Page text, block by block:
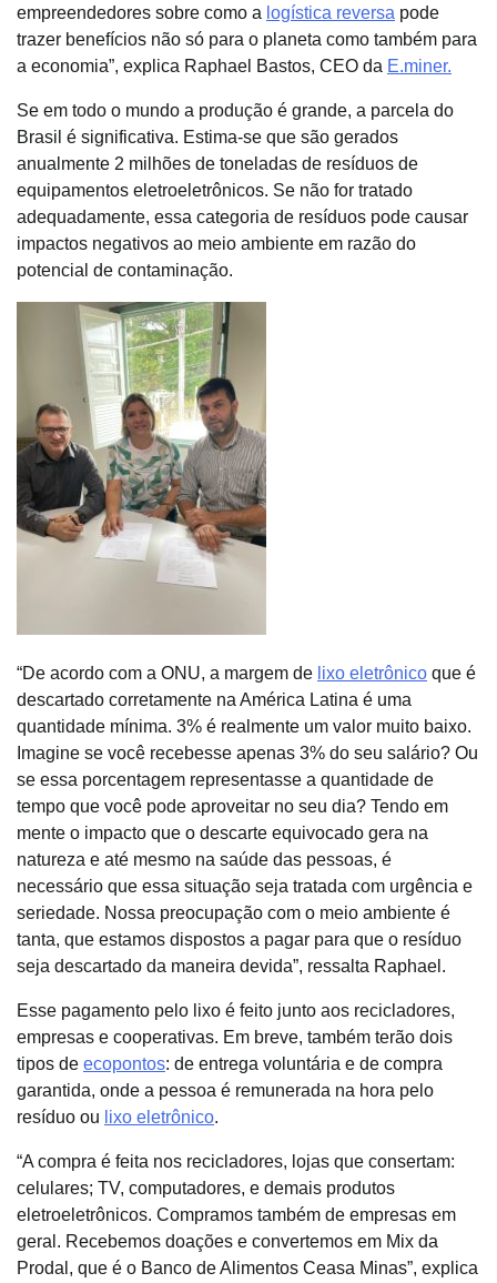
empreendedores sobre como a logística reversa pode
trazer benefícios não só para o planeta como também para
a economia”, explica Raphael Bastos, CEO da E.miner.
Se em todo o mundo a produção é grande, a parcela do
Brasil é significativa. Estima-se que são gerados
anualmente 2 milhões de toneladas de resíduos de
equipamentos eletroeletrônicos. Se não for tratado
adequadamente, essa categoria de resíduos pode causar
impactos negativos ao meio ambiente em razão do
potencial de contaminação.
“De acordo com a ONU, a margem de lixo eletrônico que é
descartado corretamente na América Latina é uma
quantidade mínima. 3% é realmente um valor muito baixo.
Imagine se você recebesse apenas 3% do seu salário? Ou
se essa porcentagem representasse a quantidade de
tempo que você pode aproveitar no seu dia? Tendo em
mente o impacto que o descarte equivocado gera na
natureza e até mesmo na saúde das pessoas, é
necessário que essa situação seja tratada com urgência e
seriedade. Nossa preocupação com o meio ambiente é
tanta, que estamos dispostos a pagar para que o resíduo
seja descartado da maneira devida”, ressalta Raphael.
Esse pagamento pelo lixo é feito junto aos recicladores,
empresas e cooperativas. Em breve, também terão dois
tipos de ecopontos: de entrega voluntária e de compra
garantida, onde a pessoa é remunerada na hora pelo
resíduo ou lixo eletrônico.
“A compra é feita nos recicladores, lojas que consertam:
celulares; TV, computadores, e demais produtos
eletroeletrônicos. Compramos também de empresas em
geral. Recebemos doações e convertemos em Mix da
Prodal, que é o Banco de Alimentos Ceasa Minas”, explica